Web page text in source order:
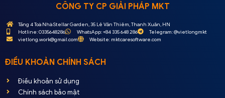
CÔNG TY CP GIẢI PHÁP MKT
Tầng 4 Toà Nhà Stellar Garden, 35 Lê Văn Thiêm, Thanh Xuân, HN
Hotline: 0335648286
WhatsApp: +84 335 648 286
Telegram: @vietlongmkt
vietlong.work@gmail.com
Website: mktcaresoftware.com
ĐIỀU KHOẢN CHÍNH SÁCH
Điều khoản sử dụng
Chính sách bảo mật